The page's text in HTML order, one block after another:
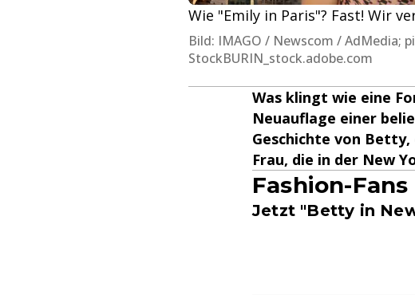
Wie "Emily in Paris"? Fast! Wir
Bild: IMAGO / Newscom / AdMedia;
StockBURIN_stock.adobe.com
Was klingt wie eine
Neuauflage einer
Geschichte von
Frau, die in der New
Fashion-
Jetzt "Betty in